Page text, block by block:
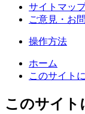
サイトマッ
ご意見・お
操作方法
ホーム
このサイト
このサイト